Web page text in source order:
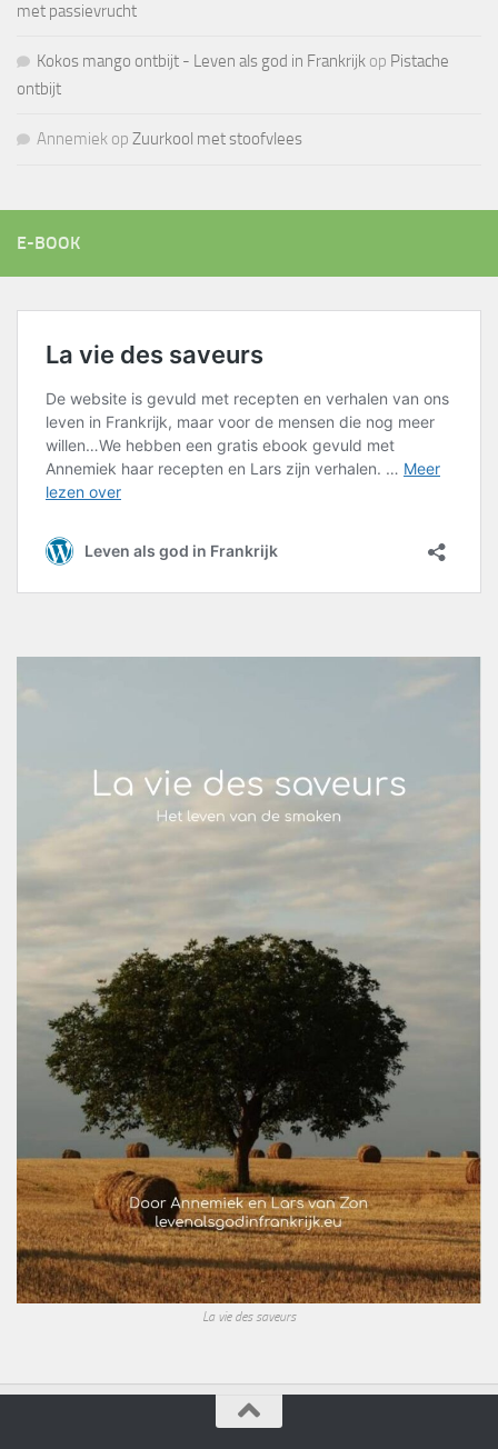
met passievrucht
Kokos mango ontbijt - Leven als god in Frankrijk op Pistache
ontbijt
Annemiek op Zuurkool met stoofvlees
E-BOOK
La vie des saveurs